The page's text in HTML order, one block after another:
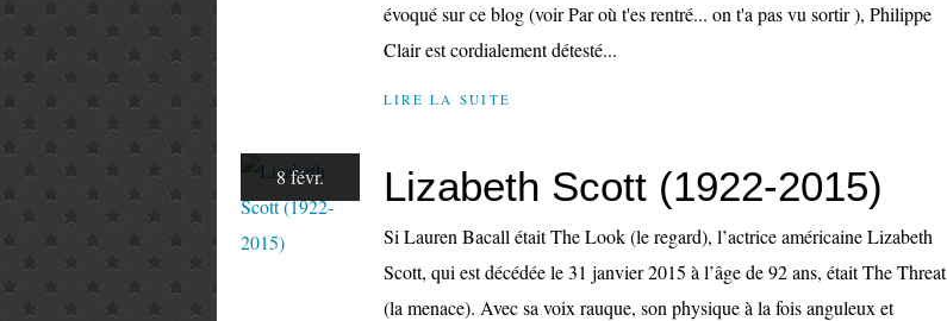
évoqué sur ce blog (voir Par où t'es rentré... on t'a pas vu sortir ), Philippe
Clair est cordialement détesté...
LIRE LA SUITE
8 févr. Lizabeth Scott (1922-2015)
Si Lauren Bacall était The Look (le regard), l’actrice américaine Lizabeth
Scott, qui est décédée le 31 janvier 2015 à l’âge de 92 ans, était The Threat
(la menace). Avec sa voix rauque, son physique à la fois anguleux et